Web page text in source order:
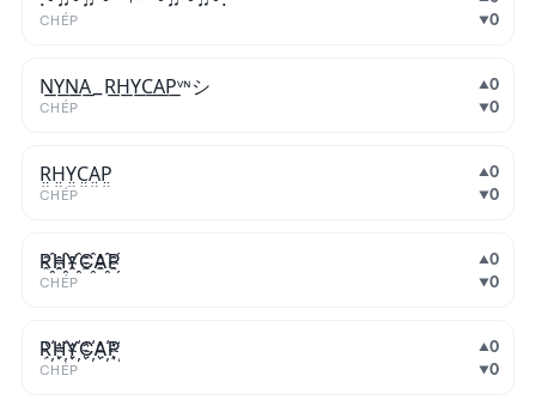
CHÉP ▼0
N͟Y͟N͟A͟_R͟H͟Y͟C͟A͟P͟ᵛᶰシ
CHÉP
▲0
▼0
R̤̮H̤̮Y̤̮C̤̮A̤̮P̤̮
CHÉP
▲0
▼0
R҈H҈Y҈C҈A҈P҈
CHÉP
▲0
▼0
R҉H҉Y҉C҉A҉P҉
CHÉP
▲0
▼0